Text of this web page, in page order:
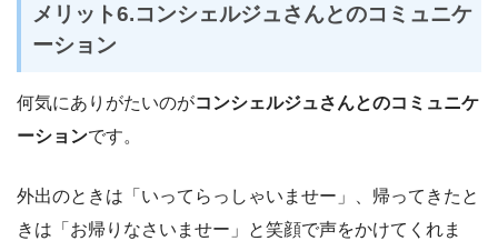
メリット6.コンシェルジュさんとのコミュニケ
ーション
何気にありがたいのがコンシェルジュさんとのコミュニケ
ーションです。
外出のときは「いってらっしゃいませー」、帰ってきたと
きは「お帰りなさいませー」と笑顔で声をかけてくれま